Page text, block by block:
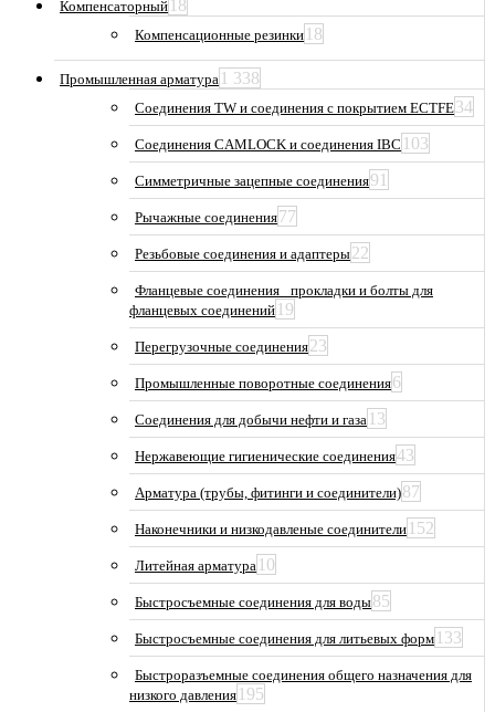
Компенсаторный 18
Компенсационные резинки 18
Промышленная арматура 1 338
Соединения TW и соединения с покрытием ECTFE34
Соединения CAMLOCK и соединения IBC 103
Симметричные зацепные соединения91
Рычажные соединения77
Резьбовые соединения и адаптеры22
Фланцевые соединения_ прокладки и болты для
фланцевых соединений 19
Перегрузочные соединения23
Промышленные поворотные соединения6
Соединения для добычи нефти и газа 13
Нержавеющие гигиенические соединения43
Арматура (трубы, фитинги и соединители)87
Наконечники и низкодавленые соединители 152
Литейная арматура 10
Быстросъемные соединения для воды85
Быстросъемные соединения для литьевых форм 133
Быстроразъемные соединения общего назначения для
низкого давления 195